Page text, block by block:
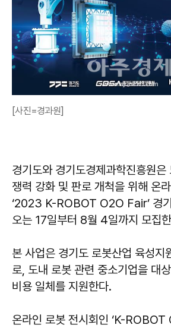
[사진=경과원]
경기도와 경기도경제과학진흥원은
쟁력 강화 및 판로 개척을 위해 온
‘2023 K-ROBOT O2O Fair’ 경
오는 17일부터 8월 4일까지 모집
본 사업은 경기도 로봇산업 육성지
로, 도내 로봇 관련 중소기업을 대
비용 일체를 지원한다.
온라인 로봇 전시회인 ‘K-ROBOT